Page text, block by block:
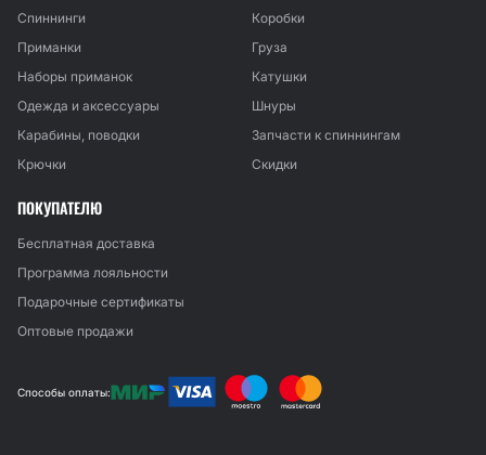
Спиннинги
Коробки
Приманки
Груза
Наборы приманок
Катушки
Одежда и аксессуары
Шнуры
Карабины, поводки
Запчасти к спиннингам
Крючки
Скидки
ПОКУПАТЕЛЮ
Бесплатная доставка
Программа лояльности
Подарочные сертификаты
Оптовые продажи
Способы оплаты: